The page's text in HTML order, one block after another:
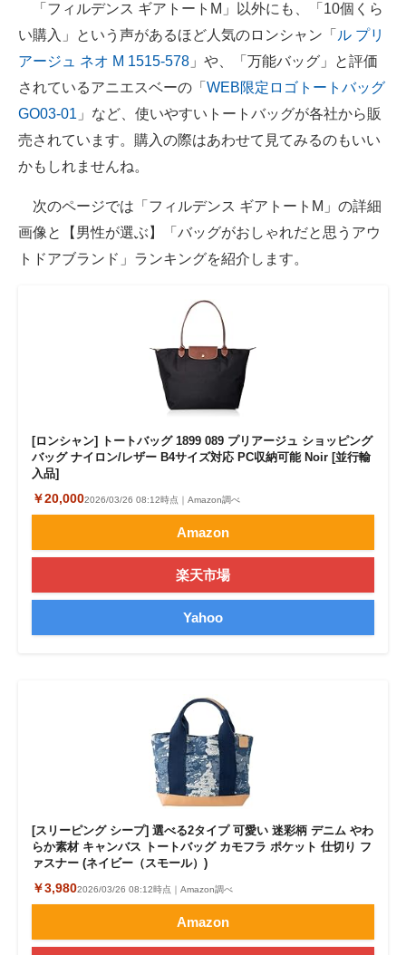
「フィルデンス ギアトートM」以外にも、「10個くら
い購入」という声があるほど人気のロンシャン「 ル プリ
アージュ ネオ M 1515-578 」や、「万能バッグ」と評価
されているアニエスベーの「 WEB限定ロゴトートバッグ
GO03‐01 」など、使いやすいトートバッグが各社から販
売されています。購入の際はあわせて見てみるのもいい
かもしれませんね。
次のページでは「フィルデンス ギアトートM」の詳細
画像と【男性が選ぶ】「バッグがおしゃれだと思うアウ
トドアブランド」ランキングを紹介します。
[ロンシャン] トートバッグ 1899 089 プリアージュ ショッピング
バッグ ナイロン/レザー B4サイズ対応 PC収納可能 Noir [並行輸
入品]
￥20,0002026/03/26 08:12時点｜Amazon調べ
Amazon
楽天市場
Yahoo
[スリーピング シープ] 選べる2タイプ 可愛い 迷彩柄 デニム やわ
らか素材 キャンバス トートバッグ カモフラ ポケット 仕切り フ
ァスナー (ネイビー（スモール）)
￥3,9802026/03/26 08:12時点｜Amazon調べ
Amazon